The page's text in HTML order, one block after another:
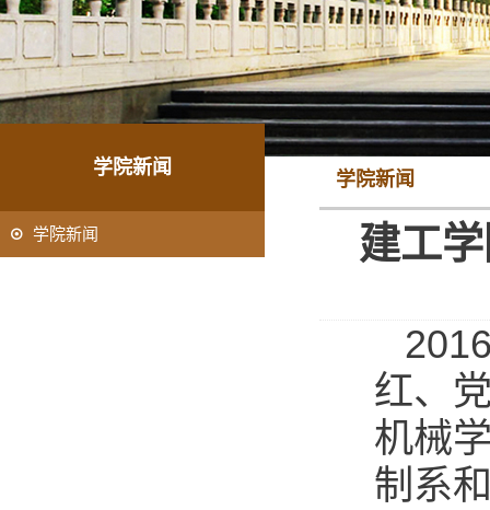
学院新闻
学院新闻
学院新闻
建工
红、
机械
制系